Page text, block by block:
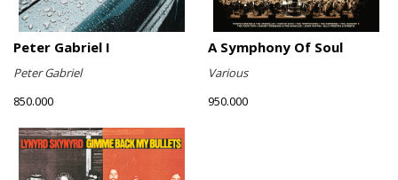
Peter Gabriel I
Peter Gabriel
850.000
A Symphony Of Soul
Various
950.000